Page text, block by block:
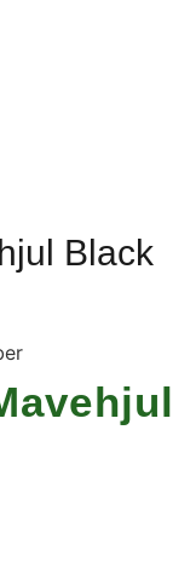
Black